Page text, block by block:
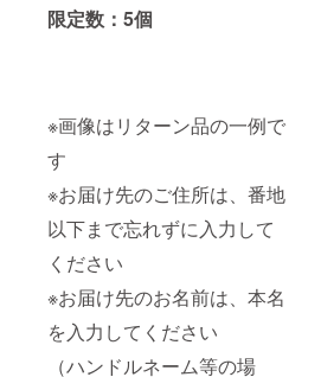
限定数：5個
※画像はリターン品の一例で
す
※お届け先のご住所は、番地
以下まで忘れずに入力して
ください
※お届け先のお名前は、本名
を入力してください
（ハンドルネーム等の場